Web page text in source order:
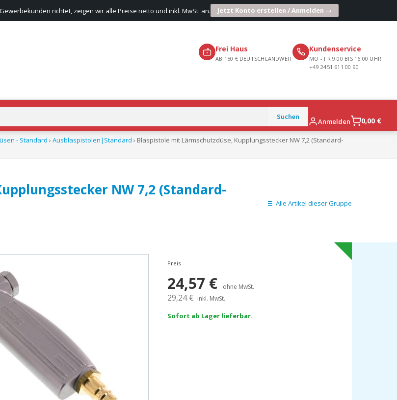
richtet, zeigen wir alle Preise netto und inkl. MwSt. an. Jetzt Konto erstellen / Anmelden →
Frei Haus
AB 150 € DEUTSCHLANDWEIT
Kundenservice
MO - FR 9:00 BIS 16:00 UHR
+49 2451 611 00 90
Anmelden 0,00 €
- Standard › Ausblaspistolen|Standard › Blaspistole mit Lärmschutzdüse, Kupplungsstecker NW 7,2 (Standard-
NW 7,2 (Standard-
Alle Artikel dieser Gruppe
Preis
24,57 € ohne MwSt.
29,24€ inkl. MwSt.
Sofort ab Lager lieferbar.